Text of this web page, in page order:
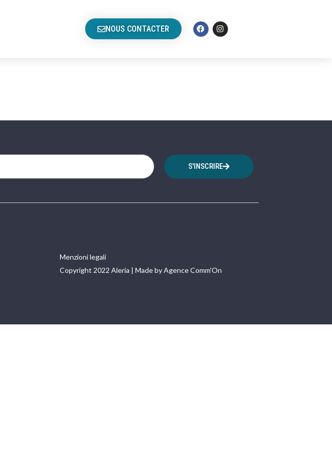
NOUS CONTACTER
S'INSCRIRE
Menzioni legali
Copyright 2022 Aleria | Made by Agence Comm'On